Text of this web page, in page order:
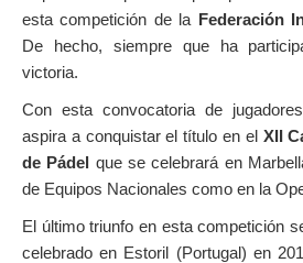
esta competición de la Federación
De hecho, siempre que ha
victoria.
Con esta convocatoria de
aspira a conquistar el título en el XII
de Pádel que se celebrará en
de Equipos Nacionales como en la
El último triunfo en esta competición
celebrado en Estoril (Portugal) en